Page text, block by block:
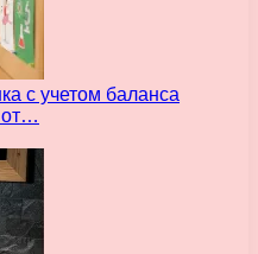
с учетом баланса
от…